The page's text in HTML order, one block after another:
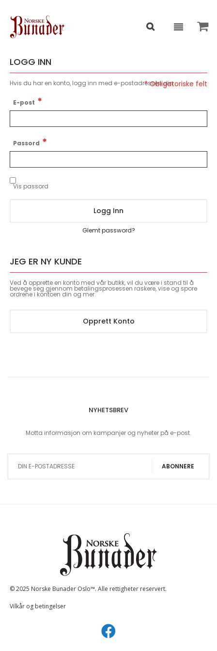
LOGG INN
Hvis du har en konto, logg inn med e-postadressen din.
E-post
Passord
Vis passord
Logg Inn
Glemt password?
JEG ER NY KUNDE
Ved å opprette en konto med vår butikk, vil du være i stand til å
bevege seg gjennom betalingsprosessen raskere, vise og spore
ordrene i kontoen din og mer.
Opprett Konto
NYHETSBREV
Motta informasjon om kampanjer og nyheter på e-post.
ABONNERE
© 2025 Norske Bunader Oslo™. Alle rettigheter reservert.
Vilkår og betingelser